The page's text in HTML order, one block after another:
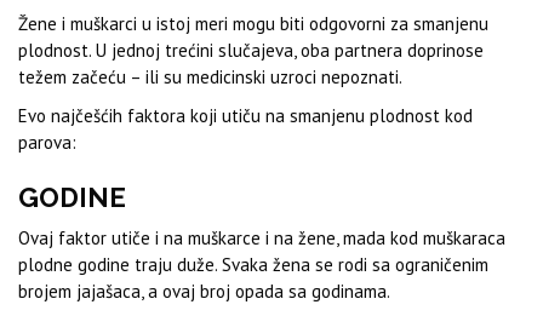
Žene i muškarci u istoj meri mogu biti odgovorni za smanjenu
plodnost. U jednoj trećini slučajeva, oba partnera doprinose
težem začeću – ili su medicinski uzroci nepoznati.
Evo najčešćih faktora koji utiču na smanjenu plodnost kod
parova:
GODINE
Ovaj faktor utiče i na muškarce i na žene, mada kod muškaraca
plodne godine traju duže. Svaka žena se rodi sa ograničenim
brojem jajašaca, a ovaj broj opada sa godinama.